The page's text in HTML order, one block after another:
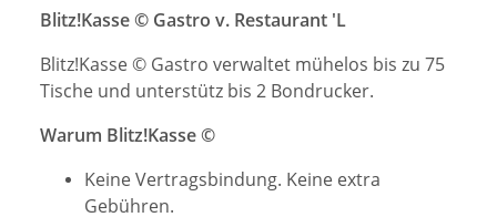
Blitz!Kasse © Gastro v. Restaurant 'L
Blitz!Kasse © Gastro verwaltet mühelos bis zu 75
Tische und unterstütz bis 2 Bondrucker.
Warum Blitz!Kasse ©
Keine Vertragsbindung. Keine extra
Gebühren.